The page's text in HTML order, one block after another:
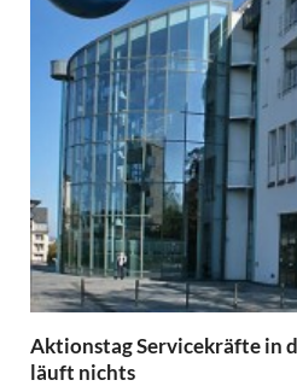
Aktionstag Servicekräfte in
läuft nichts